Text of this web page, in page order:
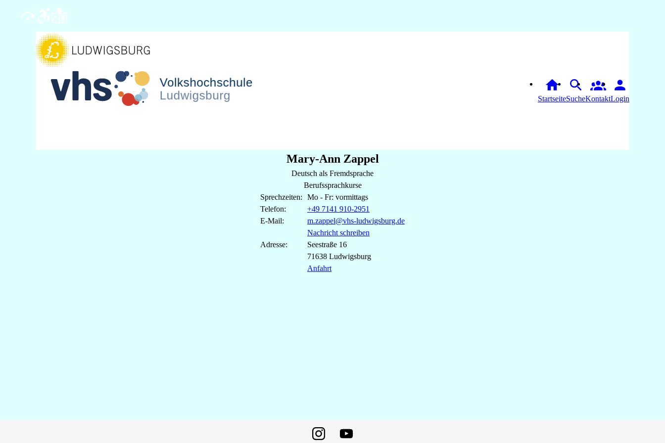
StartseiteSuche Login
Mary-Ann Zappel
Deutsch als Fremdsprache
Berufssprachkurse
Sprechzeiten:
Mo - Fr: vormittags
Telefon:
+49 7141 910-2951
E-Mail:
m.zappel@vhs-ludwigsburg.de
Nachricht schreiben
Adresse:
Seestraße 16
71638 Ludwigsburg
Anfahrt